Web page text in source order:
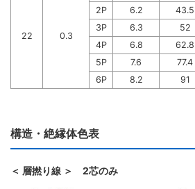
22 0.3
2P
6.2 43.5
3P
6.3 52
4P
6.8 62.8
5P
7.6 77.4
6P
8.2 91
構造・絶縁体色表
＜ 層撚り線 ＞ 2芯のみ